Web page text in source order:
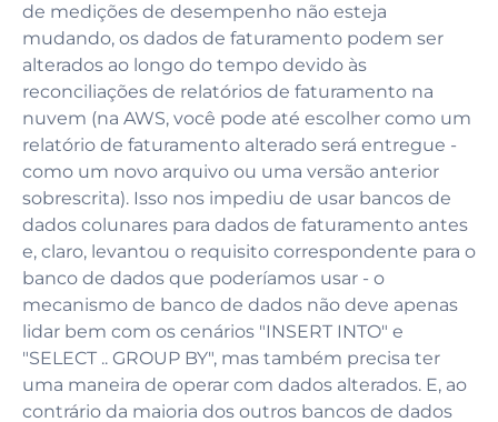
de medições de desempenho não esteja
mudando, os dados de faturamento podem ser
alterados ao longo do tempo devido às
reconciliações de relatórios de faturamento na
nuvem (na AWS, você pode até escolher como um
relatório de faturamento alterado será entregue -
como um novo arquivo ou uma versão anterior
sobrescrita). Isso nos impediu de usar bancos de
dados colunares para dados de faturamento antes
e, claro, levantou o requisito correspondente para o
banco de dados que poderíamos usar - o
mecanismo de banco de dados não deve apenas
lidar bem com os cenários "INSERT INTO" e
"SELECT .. GROUP BY", mas também precisa ter
uma maneira de operar com dados alterados. E, ao
contrário da maioria dos outros bancos de dados